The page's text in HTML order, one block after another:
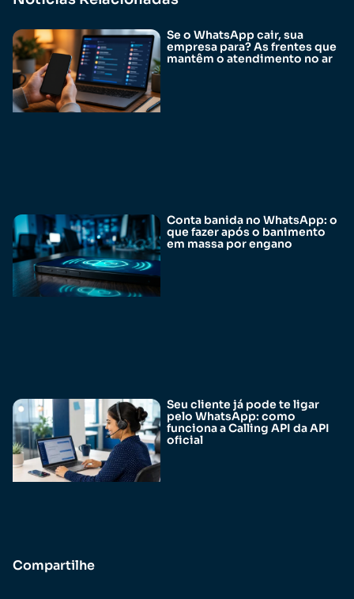
Se o WhatsApp cair, sua
empresa para? As frentes que
mantêm o atendimento no ar
Conta banida no WhatsApp: o
que fazer após o banimento
em massa por engano
Seu cliente já pode te ligar
pelo WhatsApp: como
funciona a Calling API da API
oficial
Compartilhe